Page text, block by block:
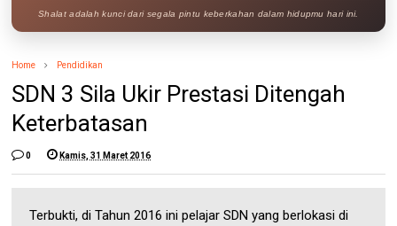
Shalat adalah kunci dari segala pintu keberkahan dalam hidupmu hari ini.
Home Pendidikan
SDN 3 Sila Ukir Prestasi Ditengah
Keterbatasan
0 Kamis, 31 Maret 2016
Terbukti, di Tahun 2016 ini pelajar SDN yang berlokasi di